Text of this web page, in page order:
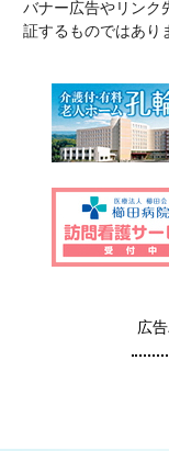
バナー広告やリンク
証するものではあり
広